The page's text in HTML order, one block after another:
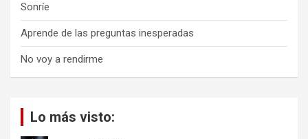
Sonríe
Aprende de las preguntas inesperadas
No voy a rendirme
Lo más visto: